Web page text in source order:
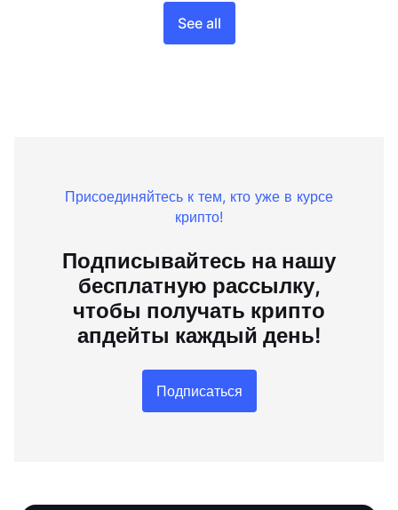
See all
Присоединяйтесь к тем, кто уже в курсе
крипто!
Подписывайтесь на нашу
бесплатную рассылку,
чтобы получать крипто
апдейты каждый день!
Подписаться